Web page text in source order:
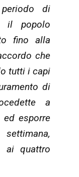
di
il popolo
fino alla
che
tutti i capi
di
a
esporre
ai quattro